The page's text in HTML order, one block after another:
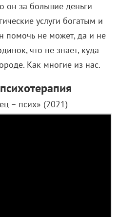
он за большие деньги
услуги богатым и
помочь не может, да и не
что не знает, куда
Как многие из нас.
– псих» (2021)